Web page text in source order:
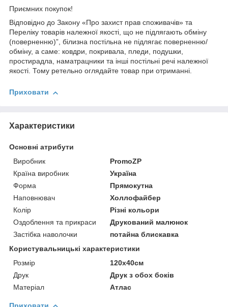
Приємних покупок!
Відповідно до Закону «Про захист прав споживачів» та
Переліку товарів належної якості, що не підлягають обміну
(поверненню)”, білизна постільна не підлягає поверненню/
обміну, а саме: ковдри, покривала, пледи, подушки,
простирадла, наматрацники та інші постільні речі належної
якості. Тому ретельно оглядайте товар при отриманні.
Приховати
Характеристики
Основні атрибути
Виробник
PromoZP
Країна виробник
Україна
Форма
Прямокутна
Наповнювач
Холлофайбер
Колір
Різні кольори
Оздоблення та прикраси
Друкований малюнок
Застібка наволочки
потайна блискавка
Користувальницькі характеристики
Розмір
120х40см
Друк
Друк з обох боків
Матеріал
Атлас
Приховати